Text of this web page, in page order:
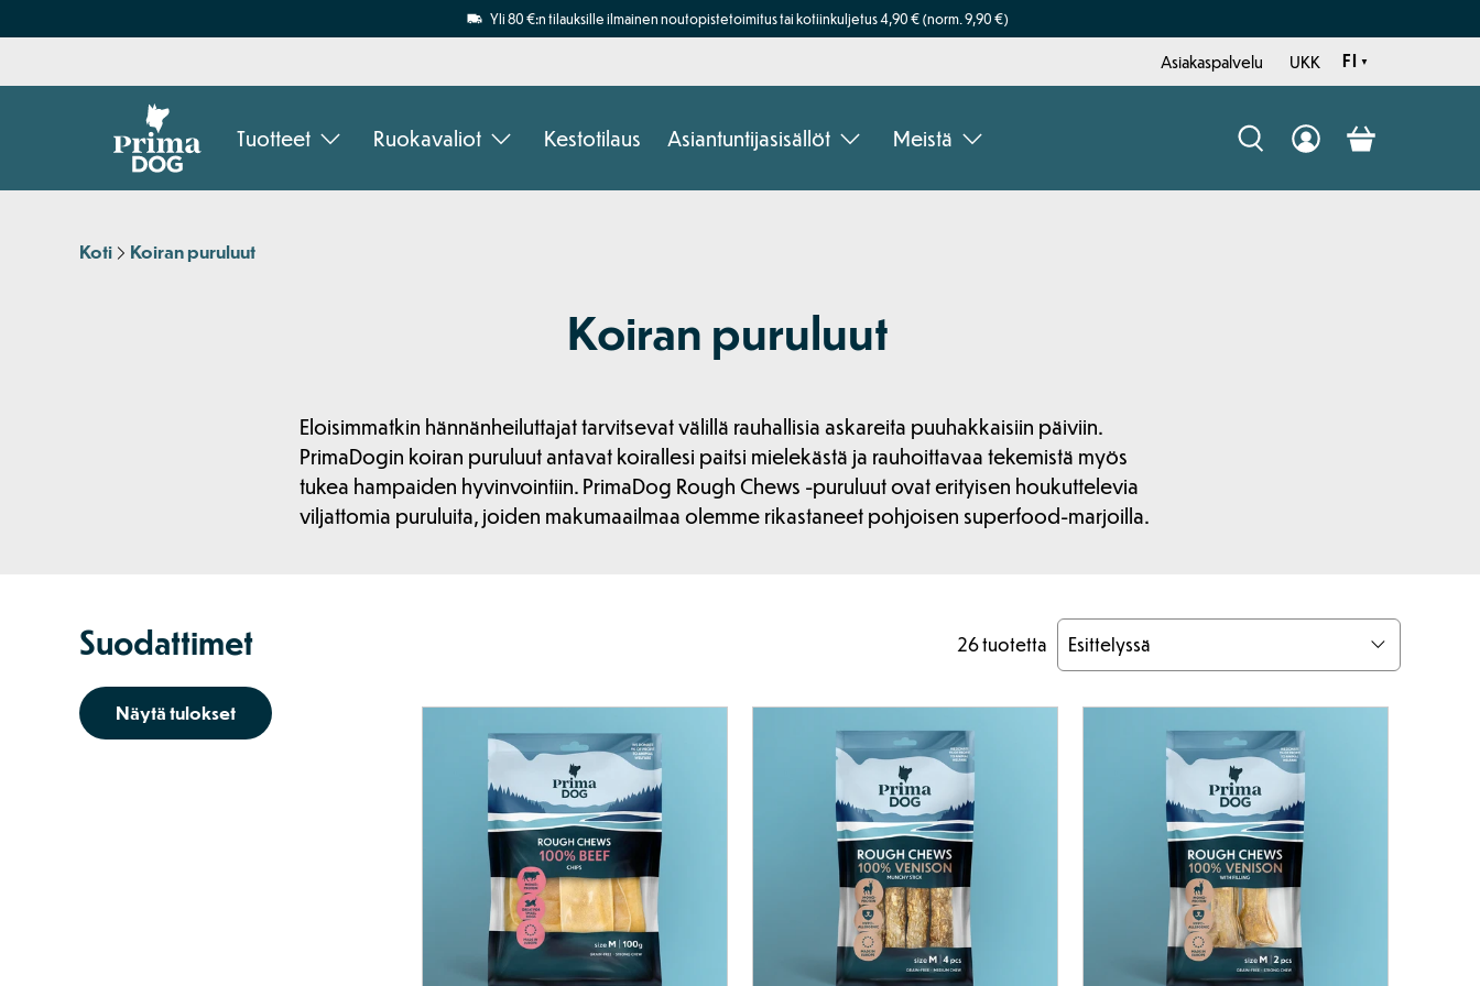
Yli 80 €:n tilauksille ilmainen noutopistetoimitus tai kotiinkuljetus 4,90 € (norm. 9,90 €)
Asiakaspalvelu UKK Kieli:
FI ▼
Tuotteet
Enter again to visit page
Ruokavaliot Kestotilaus Asiantuntijasisällöt Meistä
Koti Koiran puruluut
Koiran puruluut
Eloisimmatkin hännänheiluttajat tarvitsevat välillä rauhallisia askareita puuhakkaisiin päiviin.
PrimaDogin koiran puruluut antavat koirallesi paitsi mielekästä ja rauhoittavaa tekemistä myös
tukea hampaiden hyvinvointiin. PrimaDog Rough Chews -puruluut ovat erityisen houkuttelevia
viljattomia puruluita, joiden makumaailmaa olemme rikastaneet pohjoisen superfood-marjoilla.
Suodattimet
Näytä tulokset
26 tuotetta